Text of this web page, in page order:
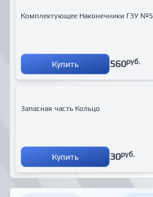
Комплектующее Наконечники ГЗУ №5
Купить 560руб.
Запасная часть Кольцо
Купить 30руб.